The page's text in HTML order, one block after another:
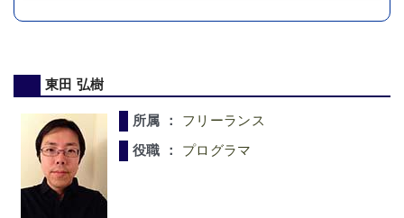
東田 弘樹
所属 ： フリーランス
役職 ： プログラマ